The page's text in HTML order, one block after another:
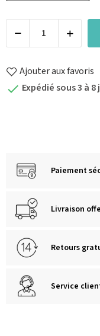
Ajouter aux favoris
 Expédié sous 3 à 8
Paiement
Livraison
Retours
Service